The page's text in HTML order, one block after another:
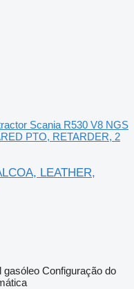
Scania R530 V8 NGS
PTO, RETARDER, 2
LEATHER,
gasóleo Configuração do